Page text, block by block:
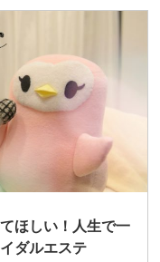
ほしい！人生で一
ダルエステ